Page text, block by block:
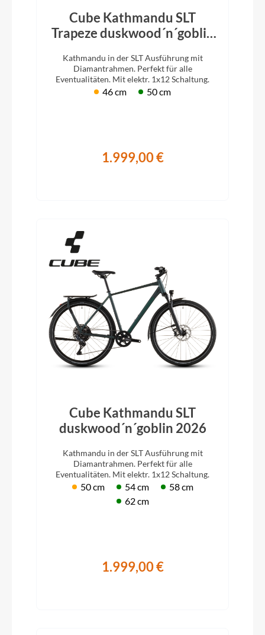
Cube Kathmandu SLT
Trapeze duskwood´n´goblin
Kathmandu in der SLT Ausführung mit
Diamantrahmen. Perfekt für alle
Eventualitäten. Mit elektr. 1x12 Schaltung.
46 cm 50 cm
1.999,00 €
Cube Kathmandu SLT
duskwood´n´goblin 2026
Kathmandu in der SLT Ausführung mit
Diamantrahmen. Perfekt für alle
Eventualitäten. Mit elektr. 1x12 Schaltung.
50 cm 54 cm
58 cm
62 cm
1.999,00 €